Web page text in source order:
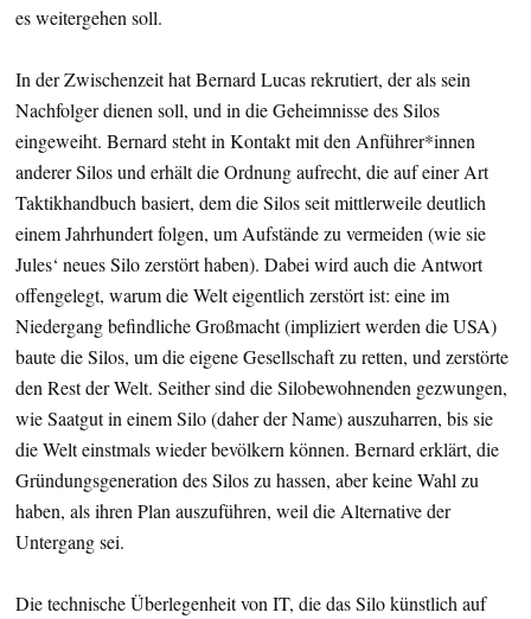
es weitergehen soll.
In der Zwischenzeit hat Bernard Lucas rekrutiert, der als sein
Nachfolger dienen soll, und in die Geheimnisse des Silos
eingeweiht. Bernard steht in Kontakt mit den Anführer*innen
anderer Silos und erhält die Ordnung aufrecht, die auf einer Art
Taktikhandbuch basiert, dem die Silos seit mittlerweile deutlich
einem Jahrhundert folgen, um Aufstände zu vermeiden (wie sie
Jules‘ neues Silo zerstört haben). Dabei wird auch die Antwort
offengelegt, warum die Welt eigentlich zerstört ist: eine im
Niedergang befindliche Großmacht (impliziert werden die USA)
baute die Silos, um die eigene Gesellschaft zu retten, und zerstörte
den Rest der Welt. Seither sind die Silobewohnenden gezwungen,
wie Saatgut in einem Silo (daher der Name) auszuharren, bis sie
die Welt einstmals wieder bevölkern können. Bernard erklärt, die
Gründungsgeneration des Silos zu hassen, aber keine Wahl zu
haben, als ihren Plan auszuführen, weil die Alternative der
Untergang sei.
Die technische Überlegenheit von IT, die das Silo künstlich auf